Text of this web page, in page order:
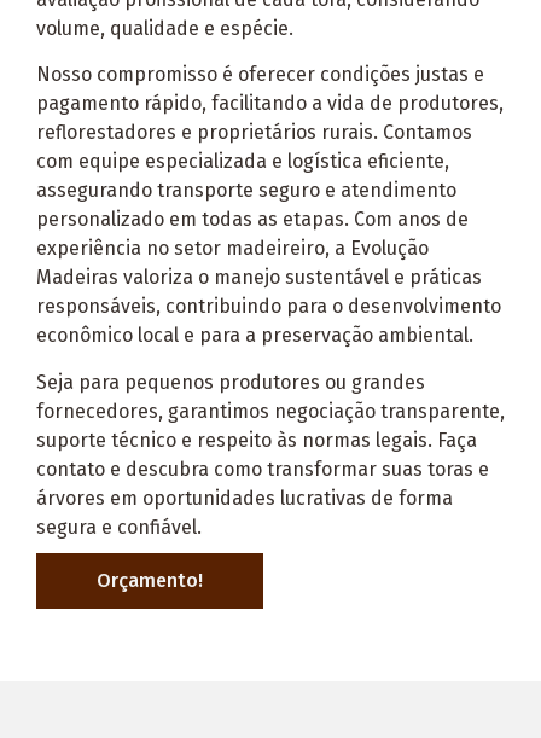
volume, qualidade e espécie.
Nosso compromisso é oferecer condições justas e
pagamento rápido, facilitando a vida de produtores,
reflorestadores e proprietários rurais. Contamos
com equipe especializada e logística eficiente,
assegurando transporte seguro e atendimento
personalizado em todas as etapas. Com anos de
experiência no setor madeireiro, a Evolução
Madeiras valoriza o manejo sustentável e práticas
responsáveis, contribuindo para o desenvolvimento
econômico local e para a preservação ambiental.
Seja para pequenos produtores ou grandes
fornecedores, garantimos negociação transparente,
suporte técnico e respeito às normas legais. Faça
contato e descubra como transformar suas toras e
árvores em oportunidades lucrativas de forma
segura e confiável.
Orçamento!